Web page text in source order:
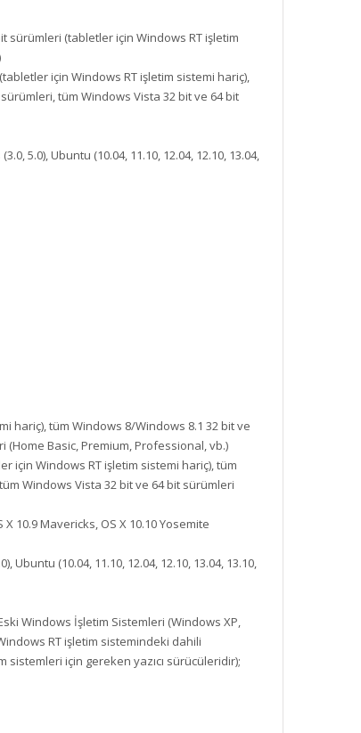
sürümleri (tabletler için Windows RT işletim
için Windows RT işletim sistemi hariç),
tüm Windows Vista 32 bit ve 64 bit
5.0), Ubuntu (10.04, 11.10, 12.04, 12.10, 13.04,
hariç), tüm Windows 8/Windows 8.1 32 bit ve
(Home Basic, Premium, Professional, vb.)
için Windows RT işletim sistemi hariç), tüm
Windows Vista 32 bit ve 64 bit sürümleri
10.9 Mavericks, OS X 10.10 Yosemite
Ubuntu (10.04, 11.10, 12.04, 12.10, 13.04, 13.10,
Windows İşletim Sistemleri (Windows XP,
RT işletim sistemindeki dahili
için gereken yazıcı sürücüleridir);